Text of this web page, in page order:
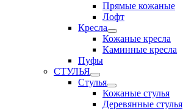
Прямые кожаные
Лофт
Кресла
Кожаные кресла
Каминные кресла
Пуфы
СТУЛЬЯ
Стулья
Кожаные стулья
Деревянные стулья